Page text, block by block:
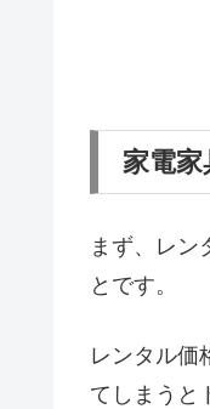
家電
まず、レン
とです。
レンタル価
てしまうと